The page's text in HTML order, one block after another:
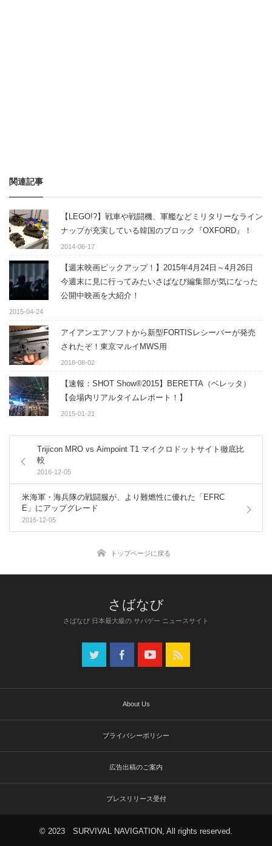
関連記事
【LEGO!?】戦車や戦闘機、軍艦などミリタリーなライン
ナップが充実している韓国のブロック『OXFORD』！
2014-06-17
【週末映画ピックアップ！】2015年4月24日～4月26日
今週末に見に行ってみたいさばなび編集部が気になった
公開中映画を大紹介！
2015-04-24
アイアンエアソフトから新型FORTISレシーバーが発売
されたぞ！東京マルイMWS用
2018-08-02
【速報：SHOT Show®2015】BERETTA（ベレッタ）
【会場内リアルタイムレポート！】
2015-01-21
Trijicon MRO vs Aimpoint T1 マイクロドットサイト徹底比
較
2016-12-05
米海軍・海兵隊の戦闘服が、より難燃性に優れた「EFRC
E」にアップグレード
2016-12-05
トップページに戻る
さばなび 日本最大級の サバゲー ニュースサイト
About Us
プライバシーポリシー
広告出稿のご案内
プレスリリース受付
© 2023 SURVIVAL NAVIGATION, All rights reserved.